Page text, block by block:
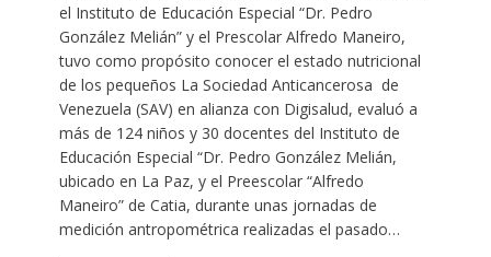
el Instituto de Educación Especial “Dr. Pedro
González Melián” y el Prescolar Alfredo Maneiro,
tuvo como propósito conocer el estado nutricional
de los pequeños La Sociedad Anticancerosa de
Venezuela (SAV) en alianza con Digisalud, evaluó a
más de 124 niños y 30 docentes del Instituto de
Educación Especial “Dr. Pedro González Melián,
ubicado en La Paz, y el Preescolar “Alfredo
Maneiro” de Catia, durante unas jornadas de
medición antropométrica realizadas el pasado…